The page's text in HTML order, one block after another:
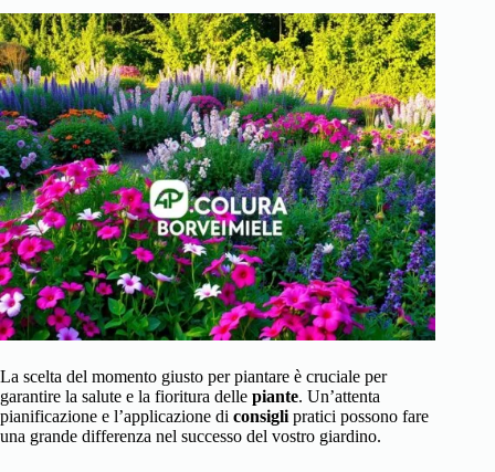
La scelta del momento giusto per piantare è cruciale per
garantire la salute e la fioritura delle piante. Un’attenta
pianificazione e l’applicazione di consigli pratici possono fare
una grande differenza nel successo del vostro giardino.